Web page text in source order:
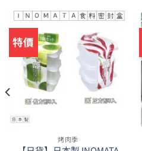
特價
烤肉季